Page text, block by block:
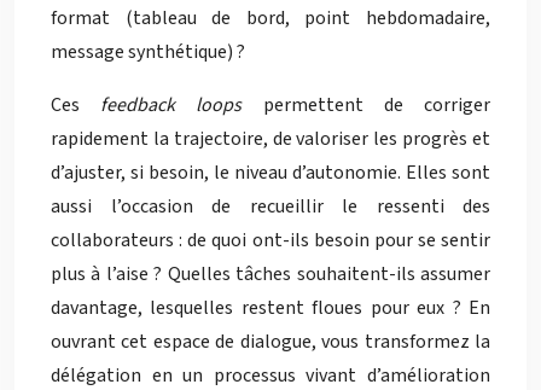
format (tableau de bord, point hebdomadaire,
message synthétique) ?
Ces feedback loopspermettent de corriger
rapidement la trajectoire, de valoriser les progrès et
d’ajuster, si besoin, le niveau d’autonomie. Elles sont
aussi l’occasion de recueillir le ressenti des
collaborateurs : de quoi ont-ils besoin pour se sentir
plus à l’aise ? Quelles tâches souhaitent-ils assumer
davantage, lesquelles restent floues pour eux ? En
ouvrant cet espace de dialogue, vous transformez la
délégation en un processus vivant d’amélioration